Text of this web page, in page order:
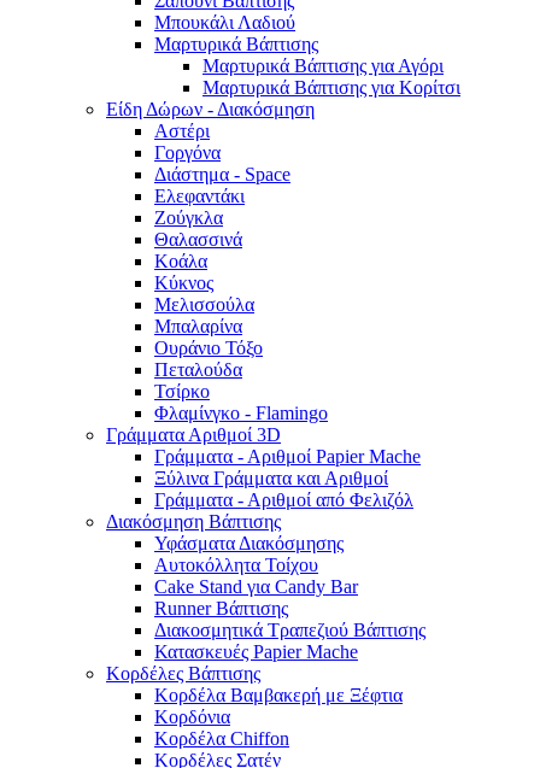
Μπουκάλι Λαδιού
Μαρτυρικά Βάπτισης
Μαρτυρικά Βάπτισης για Αγόρι
Μαρτυρικά Βάπτισης για Κορίτσι
Είδη Δώρων - Διακόσμηση
Αστέρι
Γοργόνα
Διάστημα - Space
Ελεφαντάκι
Ζούγκλα
Θαλασσινά
Κοάλα
Κύκνος
Μελισσούλα
Μπαλαρίνα
Ουράνιο Τόξο
Πεταλούδα
Τσίρκο
Φλαμίνγκο - Flamingo
Γράμματα Αριθμοί 3D
Γράμματα - Αριθμοί Papier Mache
Ξύλινα Γράμματα και Αριθμοί
Γράμματα - Αριθμοί από Φελιζόλ
Διακόσμηση Βάπτισης
Υφάσματα Διακόσμησης
Αυτοκόλλητα Τοίχου
Cake Stand για Candy Bar
Runner Βάπτισης
Διακοσμητικά Τραπεζιού Βάπτισης
Κατασκευές Papier Mache
Κορδέλες Βάπτισης
Κορδέλα Βαμβακερή με Ξέφτια
Κορδόνια
Κορδέλα Chiffon
Κορδέλες Σατέν